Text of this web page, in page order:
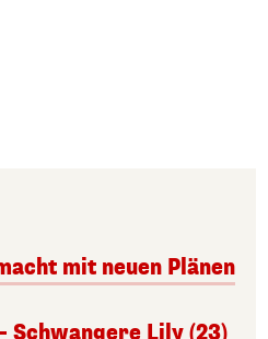
mit neuen Plänen